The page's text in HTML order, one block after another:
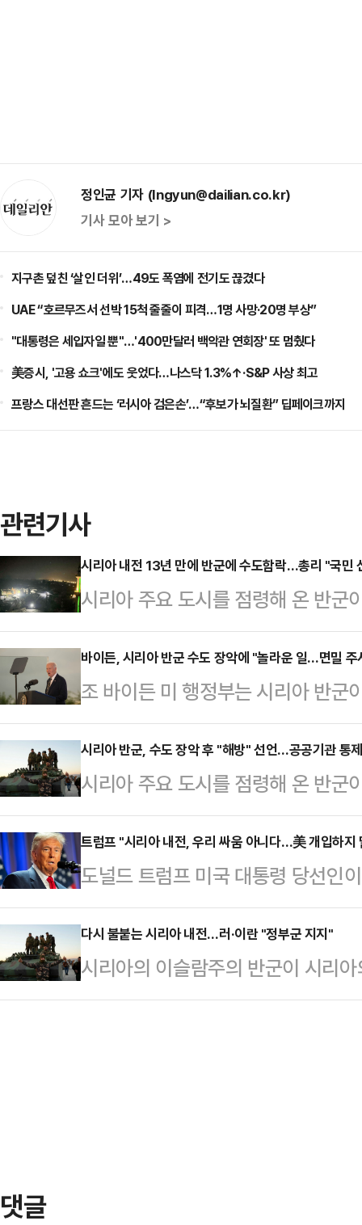
정인균 기자 (Ingyun@dailian.co.kr)
기사 모아 보기 >
지구촌 덮친 ‘살인 더위’…49도 폭염에 전기도 끊겼다
UAE “호르무즈서 선박 15척 줄줄이 피격…1명 사망·20명 부상”
"대통령은 세입자일 뿐"…'400만달러 백악관 연회장' 또 멈췄다
美증시, '고용 쇼크'에도 웃었다…나스닥 1.3%↑·S&P 사상 최고
프랑스 대선판 흔드는 ‘러시아 검은손’…“후보가 뇌질환” 딥페이크까지
관련기사
시리아 내전 13년 만에 반군에 수도함락…총리 "국민
시리아 주요 도시를 점령해 온 반
장악했다.시리아 반군은 이날 바샤
됐다"며 이같이 밝혔다고 연합뉴스
다.AFP, 로이터통신 등 외신에 따
(HTS)을 주축으로 한 시리아 반군
이들은 다마스쿠스를 장악하고 공
동안 철권통치를 해온 바샤르 알아
아사드 정권의 모하메드 알잘리 총
바이든, 시리아 반군 수도 장악에 "놀라운 일…면밀 주
조 바이든 미 행정부는 시리아 반
마스쿠스를 장악했다고 발표한 데
라고 밝혔다.백악관은 시리아 반군
대통령과 그의 팀이 "시리아에서의
했다고 연합뉴스가 로이터 통신을
든 정부가 "현지 파트너들과 접촉
타흐리르알샴(HTS)이 주도하는 시
해 파죽지세로 주요 도…
시리아 반군, 수도 장악 후 "해방" 선언…공공기관 통
시리아 주요 도시를 점령해 온 반
장악했다.시리아 반군은 이날 바샤
됐다"며 이같이 밝혔다고 연합뉴스
아사드 대통령은 수도를 떠나 모처
소(SOHR)가 전했다.아사드 대통
났고 목적지는 알려지지 않았다고
트럼프 "시리아 내전, 우리 싸움 아니다…美 개입하지
도널드 트럼프 미국 대통령 당선인
는 입장을 밝혔다.연합뉴스에 따르
계망서비스(SNS)를 통해 "시리아
은 시리아와 관련해 아무것도 하지
그대로 둬라. 개입하지 말라"고 주
다시 불붙는 시리아 내전…러·이란 "정부군 지지"
시리아의 이슬람주의 반군이 시리
까지 점령하면서 내전이 점점 더
댓글